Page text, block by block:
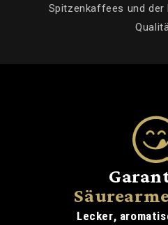
Spitzenkaffees und der
Lecker,